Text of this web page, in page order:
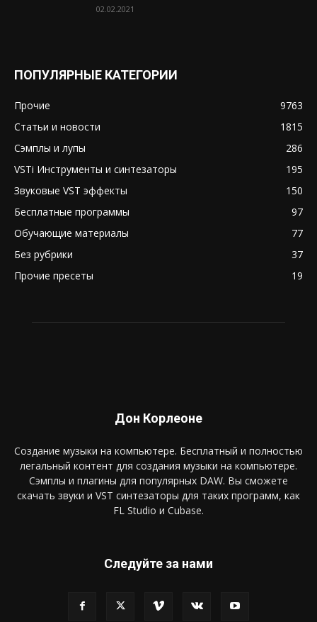
02.02.2021
ПОПУЛЯРНЫЕ КАТЕГОРИИ
Прочие
9763
Статьи и новости
1815
Сэмплы и лупы
286
VSTi Инструменты и синтезаторы
195
Звуковые VST эффекты
150
Бесплатные программы
97
Обучающие материалы
77
Без рубрики
37
Прочие пресеты
19
Дон Корлеоне
Создание музыки на компьютере. Бесплатный и полностью
легальный контент для создания музыки на компьютере.
Сэмплы и плагины для популярных DAW. Вы сможете
скачать звуки и VST синтезаторы для таких программ, как
FL Studio и Cubase.
Следуйте за нами